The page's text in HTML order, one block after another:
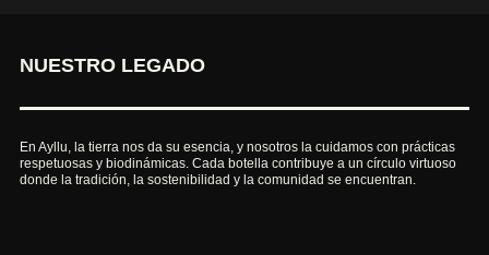
NUESTRO LEGADO
En Ayllu, la tierra nos da su esencia, y nosotros la cuidamos con prácticas
respetuosas y biodinámicas. Cada botella contribuye a un círculo virtuoso
donde la tradición, la sostenibilidad y la comunidad se encuentran.